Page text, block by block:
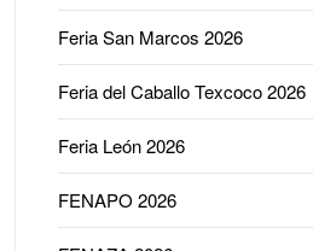
Feria San Marcos 2026
Feria del Caballo Texcoco 2026
Feria León 2026
FENAPO 2026